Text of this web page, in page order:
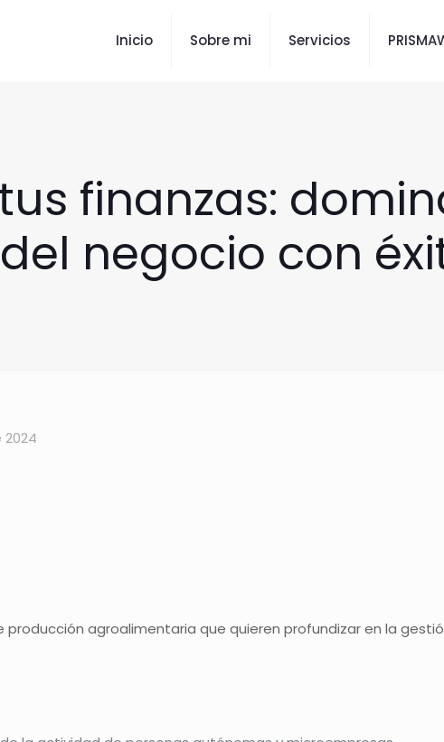
Inicio Sobre mi Servicios
finanzas:
negocio con
producción agroalimentaria que quieren profundizar en la